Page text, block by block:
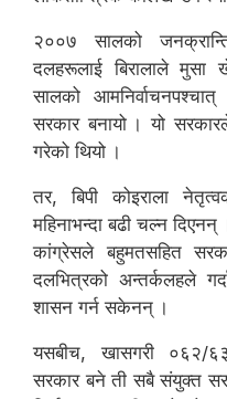
२००७ सालको
दलहरूलाई बिरालाले मुसा
सालको
सरकार बनायो । यो
गरेको थियो ।
तर, बिपी कोइराला
महिनाभन्दा बढी चल्न
कांग्रेसले बहुमतसहित
दलभित्रको अन्तर्कलहले
शासन गर्न सकेनन् ।
यसबीच, खासगरी ०६२/
सरकार बने ती सबै संयुक्त